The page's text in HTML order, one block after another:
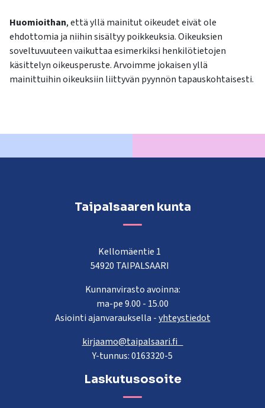
Huomioithan, että yllä mainitut oikeudet eivät ole
ehdottomia ja niihin sisältyy poikkeuksia. Oikeuksien
soveltuvuuteen vaikuttaa esimerkiksi henkilötietojen
käsittelyn oikeusperuste. Arvoimme jokaisen yllä
mainittuihin oikeuksiin liittyvän pyynnön tapauskohtaisesti.
Taipalsaaren kunta
Kellomäentie 1
54920 TAIPALSAARI
Kunnanvirasto avoinna:
ma-pe 9.00 - 15.00
Asiointi ajanvarauksella -yhteystiedot
kirjaamo@taipalsaari.fi
Y-tunnus: 0163320-5
Laskutusosoite